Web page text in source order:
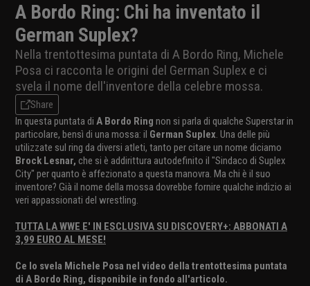
A Bordo Ring: Chi ha inventato il
German Suplex?
Nella trentottesima puntata di A Bordo Ring, Michele
Posa ci racconta le origini del German Suplex e ci
svela il nome dell'inventore della celebre mossa.
Share
In questa puntata di A Bordo Ring non si parla di qualche Superstar in
particolare, bensì di una mossa: il German Suplex. Una delle più
utilizzate sul ring da diversi atleti, tanto per citare un nome diciamo
Brock Lesnar, che si è addirittura autodefinito il "Sindaco di Suplex
City" per quanto è affezionato a questa manovra. Ma chi è il suo
inventore? Già il nome della mossa dovrebbe fornire qualche indizio ai
veri appassionati del wrestling.
TUTTA LA WWE E' IN ESCLUSIVA SU DISCOVERY+: ABBONATI A
3,99 EURO AL MESE!
Ce lo svela Michele Posa nel video della trentottesima puntata
di A Bordo Ring, disponibile in fondo all'articolo.